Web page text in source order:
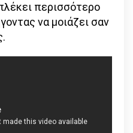
περισσότερο
να μοιάζει σαν